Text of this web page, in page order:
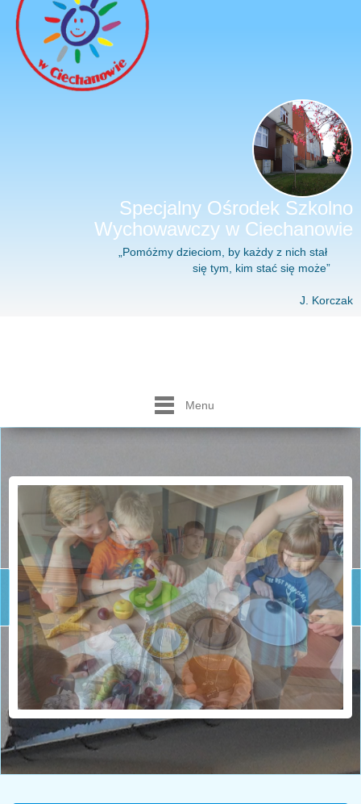
Specjalny Ośrodek Szkolno
Wychowawczy w Ciechanowie
„Pomóżmy dzieciom, by każdy z nich stał
się tym, kim stać się może”
J. Korczak
Menu